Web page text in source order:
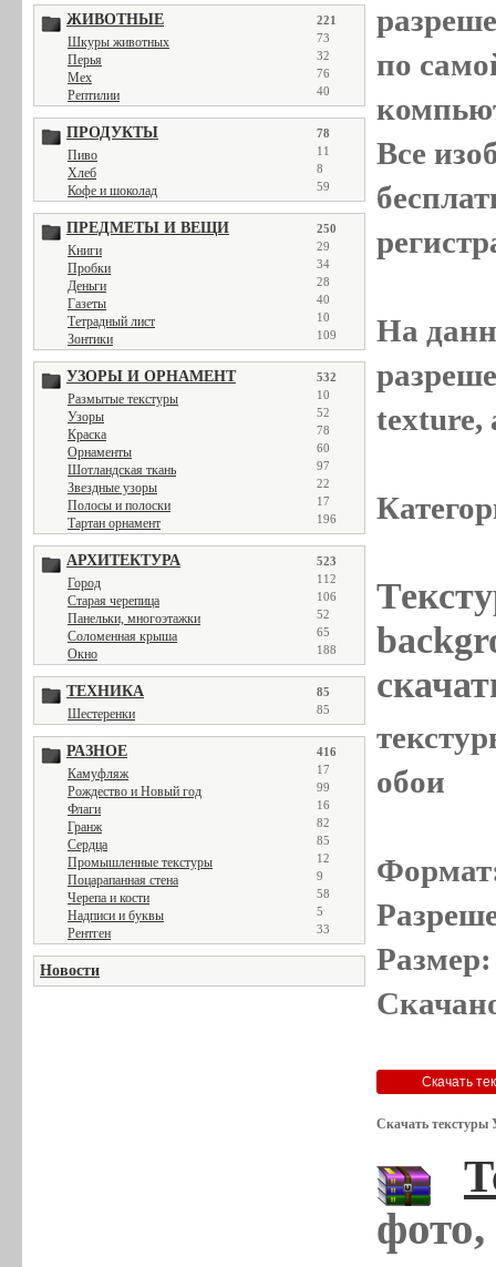
ЖИВОТНЫЕ 221
Шкуры животных 73
Перья 32
Мех 76
Рептилии 40
ПРОДУКТЫ 78
Пиво 11
Хлеб 8
Кофе и шоколад 59
ПРЕДМЕТЫ И ВЕЩИ 250
Книги 29
Пробки 34
Деньги 28
Газеты 40
Тетрадный лист 10
Зонтики 109
УЗОРЫ И ОРНАМЕНТ 532
Размытые текстуры 10
Узоры 52
Краска 78
Орнаменты 60
Шотландская ткань 97
Звездные узоры 22
Полосы и полоски 17
Тартан орнамент 196
АРХИТЕКТУРА 523
Город 112
Старая черепица 106
Панельки, многоэтажки 52
Соломенная крыша 65
Окно 188
ТЕХНИКА 85
Шестеренки 85
РАЗНОЕ 416
Камуфляж 17
Рождество и Новый год 99
Флаги 16
Гранж 82
Сердца 85
Промышленные текстуры 12
Поцарапанная стена 9
Черепа и кости 58
Надписи и буквы 5
Рентген 33
Новости
по
Все
На
texture,
обои
Скачать текстуры